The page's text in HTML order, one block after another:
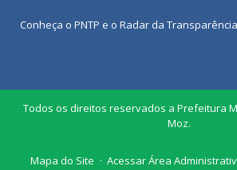
Conheça o PNTP e o Radar da
Todos os direitos reservados a Prefeitura
Moz.
Mapa do Site
Acessar Área